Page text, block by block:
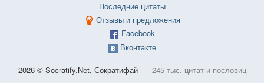
Последние цитаты
Отзывы и предложения
Facebook
Вконтакте
2026 © Socratify.Net, Сократифай 245 тыс. цитат и пословиц